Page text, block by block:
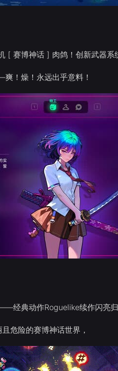
[ 赛博神话 ] 肉鸽！创新武器系
！燥！永远出乎意料！
经典动作Roguelike续作闪亮归
危险的赛博神话世界，